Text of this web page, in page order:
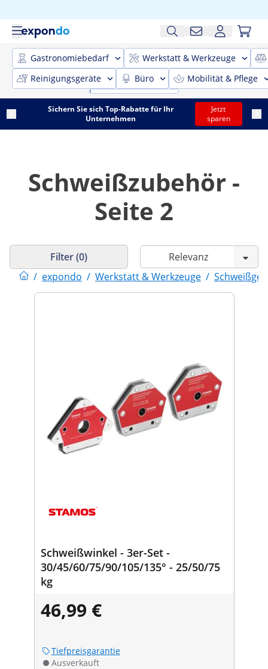
Gastronomiebedarf
Werkstatt & Werkzeuge
Reinigungsgeräte
Büro Mobilität & Pflege
Sichern Sie sich Top-Rabatte für Ihr
Unternehmen
Jetzt
sparen
Schweißzubehör -
Seite 2
/ expondo / Werkstatt & Werkzeuge /
Filter (0)
Schweißwinkel - 3er-Set -
30/45/60/75/90/105/135° - 25/50/75
kg
46,99 €
Tiefpreisgarantie
Ausverkauft